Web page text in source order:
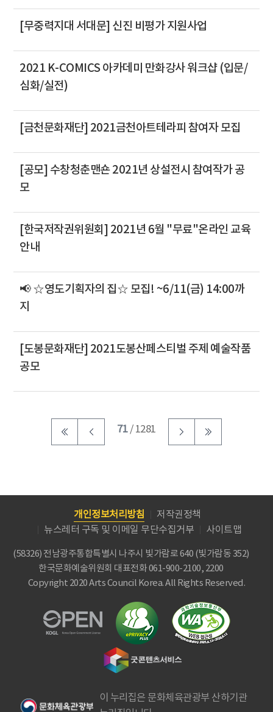
[무중력지대 서대문] 신진 비평가 지원사업
2021 K-COMICS 아카데미 만화강사 워크샵 (입문/
심화/실전)
[금천문화재단] 2021금천아트테라피 참여자 모집
[공모] 수창청춘맨숀 2021년 상설전시 참여작가 공
모
[한국저작권위원회] 2021년 6월 "무료"온라인 교육
안내
📢 ☆영도기획자의 집☆ 모집! ~6/11(금) 14:00까
지
[도봉문화재단] 2021도봉산페스티벌 주제 예술작품
공모
71/ 1281
개인정보처리방침
저작권정책
뉴스레터 구독 및 이메일 무단수집거부
사이트맵
(58326) 전남광주통합특별시 나주시 빛가람로 640 (빛가람동 352)
한국문화예술위원회 대표전화 061-900-2100, 2200
Copyright 2020 Arts Council Korea. All Rights Reserved.
이 누리집은 문화체육관광부 산하기관